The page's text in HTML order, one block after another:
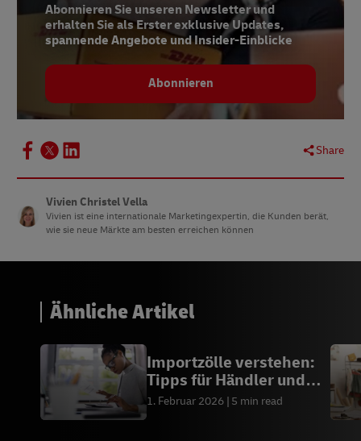
Abonnieren Sie unseren Newsletter und
erhalten Sie als Erster exklusive Updates,
spannende Angebote und Insider-Einblicke
Abonnieren
Share
Vivien Christel Vella
Vivien ist eine internationale Marketingexpertin, die Kunden berät,
wie sie neue Märkte am besten erreichen können
Ähnliche Artikel
Importzölle verstehen:
Tipps für Händler und
Importeure
1. Februar 2026 5 min read